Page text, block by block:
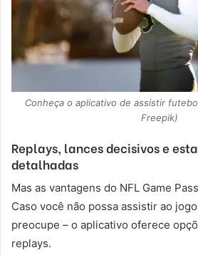
Conheça o aplicativo de assistir
Freepik)
Replays, lances decisivos e
detalhadas
Mas as vantagens do NFL Game
Caso você não possa assistir ao
preocupe – o aplicativo oferece
replays.